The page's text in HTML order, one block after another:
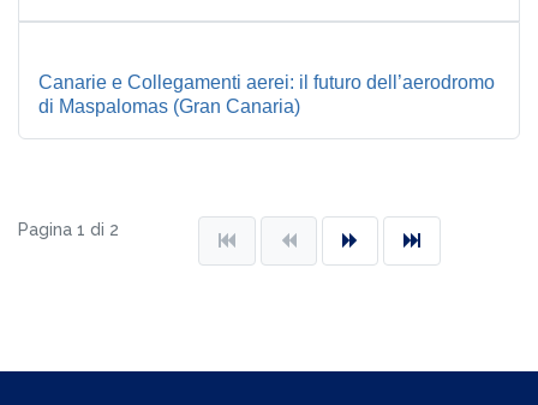
Canarie e Collegamenti aerei: il futuro dell’aerodromo
di Maspalomas (Gran Canaria)
Pagina 1 di 2